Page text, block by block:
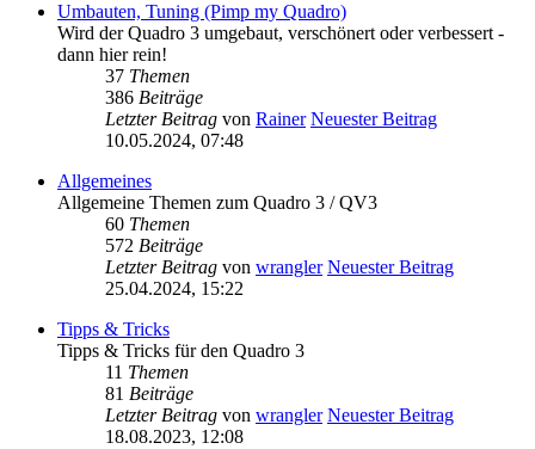
Umbauten, Tuning (Pimp my Quadro)
Wird der Quadro 3 umgebaut, verschönert oder verbessert -
dann hier rein!
37 Themen
386 Beiträge
Letzter Beitrag von Rainer Neuester Beitrag
10.05.2024, 07:48
Allgemeines
Allgemeine Themen zum Quadro 3 / QV3
60 Themen
572 Beiträge
Letzter Beitrag von wrangler Neuester Beitrag
25.04.2024, 15:22
Tipps & Tricks
Tipps & Tricks für den Quadro 3
11 Themen
81 Beiträge
Letzter Beitrag von wrangler Neuester Beitrag
18.08.2023, 12:08